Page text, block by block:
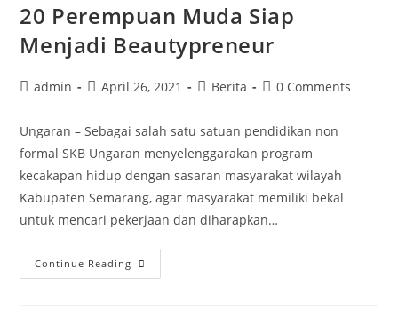
20 Perempuan Muda Siap
Menjadi Beautypreneur
Postadmin
PostApril 26, 2021
PostBerita
Post0 Comments
Ungaran – Sebagai salah satu satuan pendidikan non
formal SKB Ungaran menyelenggarakan program
kecakapan hidup dengan sasaran masyarakat wilayah
Kabupaten Semarang, agar masyarakat memiliki bekal
untuk mencari pekerjaan dan diharapkan…
Continue Reading
Perempuan